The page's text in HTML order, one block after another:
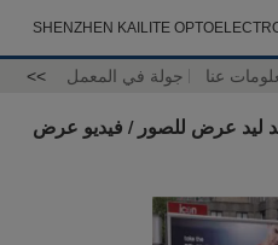
SHENZHEN KAILITE
عنا جولة في المعمل >>
ليد عرض للصور / فيديو عرض